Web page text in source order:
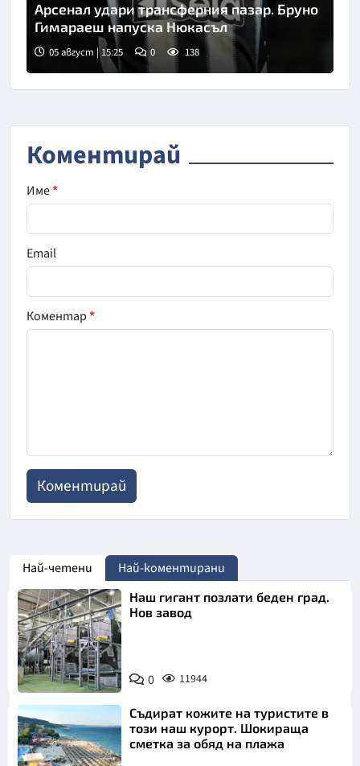
Снимка: goggle
Арсенал удари трансферния пазар. Бруно
Гимараеш напуска Нюкасъл
05 август | 15:25 0 138
Коментирай
Име*
Email
Коментар*
Най-четени Най-коментирани
Наш гигант позлати беден град.
Нов завод
0 11944
Съдират кожите на туристите в
този наш курорт. Шокираща
сметка за обяд на плажа